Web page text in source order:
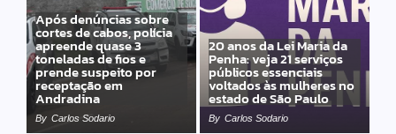
Após denúncias sobre
cortes de cabos, polícia
apreende quase 3
toneladas de fios e
prende suspeito por
receptação em
Andradina
By Carlos Sodario
20 anos da Lei Maria da
Penha: veja 21 serviços
públicos essenciais
voltados às mulheres no
estado de São Paulo
By Carlos Sodario